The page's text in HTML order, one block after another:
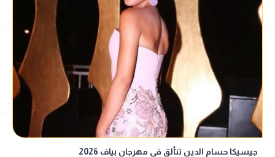
جيسيكا حسام الدين تتألق في مهرجان بياف 2026